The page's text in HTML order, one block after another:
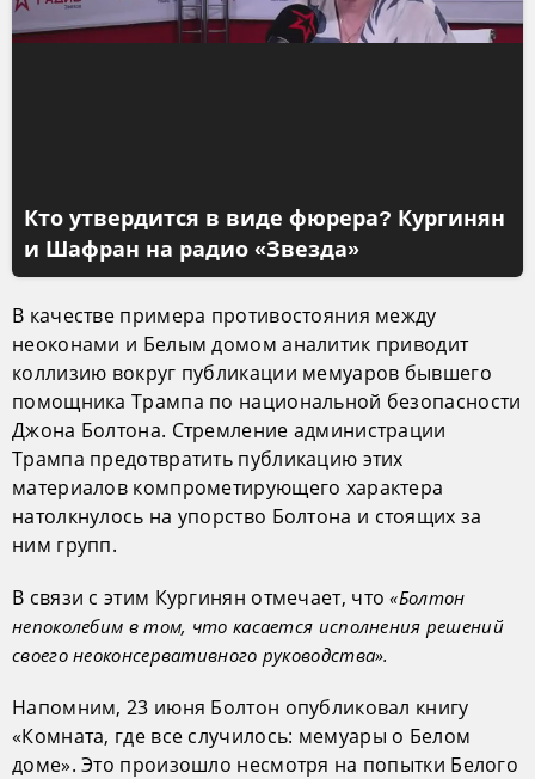
Кто утвердится в виде фюрера? Кургинян
и Шафран на радио «Звезда»
В качестве примера противостояния между
неоконами и Белым домом аналитик приводит
коллизию вокруг публикации мемуаров бывшего
помощника Трампа по национальной безопасности
Джона Болтона. Стремление администрации
Трампа предотвратить публикацию этих
материалов компрометирующего характера
натолкнулось на упорство Болтона и стоящих за
ним групп.
В связи с этим Кургинян отмечает, что«Болтон
непоколебим в том, что касается исполнения решений
своего неоконсервативного руководства».
Напомним, 23 июня Болтон опубликовал книгу
«Комната, где все случилось: мемуары о Белом
доме». Это произошло несмотря на попытки Белого